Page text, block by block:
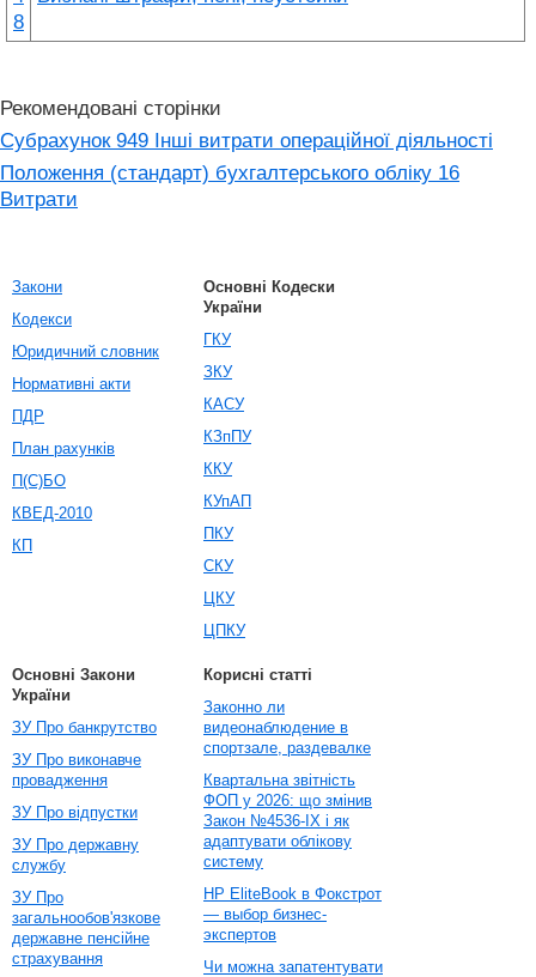
8
Рекомендовані сторінки
Субрахунок 949 Інші витрати операційної діяльності
Положення (стандарт) бухгалтерського обліку 16
Витрати
Закони
Кодекси
Юридичний словник
Нормативні акти
ПДР
План рахунків
П(С)БО
КВЕД-2010
КП
Основні Кодески
України
ГКУ
ЗКУ
КАСУ
КЗпПУ
ККУ
КУпАП
ПКУ
СКУ
ЦКУ
ЦПКУ
Основні Закони
України
ЗУ Про банкрутство
ЗУ Про виконавче
провадження
ЗУ Про відпустки
ЗУ Про державну
службу
ЗУ Про
загальнообов'язкове
державне пенсійне
страхування
Корисні статті
Законно ли
видеонаблюдение в
спортзале, раздевалке
Квартальна звітність
ФОП у 2026: що змінив
Закон №4536-IX і як
адаптувати облікову
систему
HP EliteBook в Фокстрот
— выбор бизнес-
экспертов
Чи можна запатентувати